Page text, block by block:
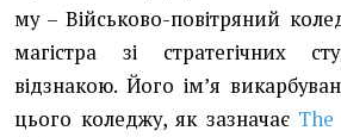
му – Військово-повітряний
магістра зі стратегічних
відзнакою. Його імʼя
цього коледжу, як зазначає The